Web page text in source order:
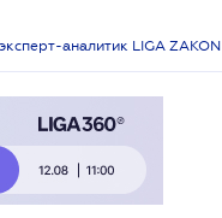
аналитик LIGA ZAKON